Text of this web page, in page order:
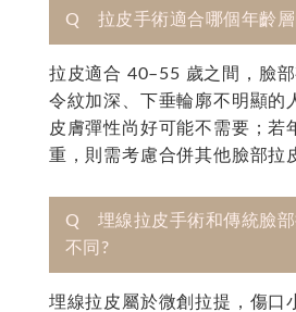
Q 拉皮手術適合哪個年齡層
拉皮適合 40–55 歲之間，臉
令紋加深、下垂輪廓不明顯的
皮膚彈性尚好可能不需要；若
重，則需考慮合併其他臉部拉
Q 埋線拉皮手術和傳統臉部
不同?
埋線拉皮屬於微創拉提，傷口